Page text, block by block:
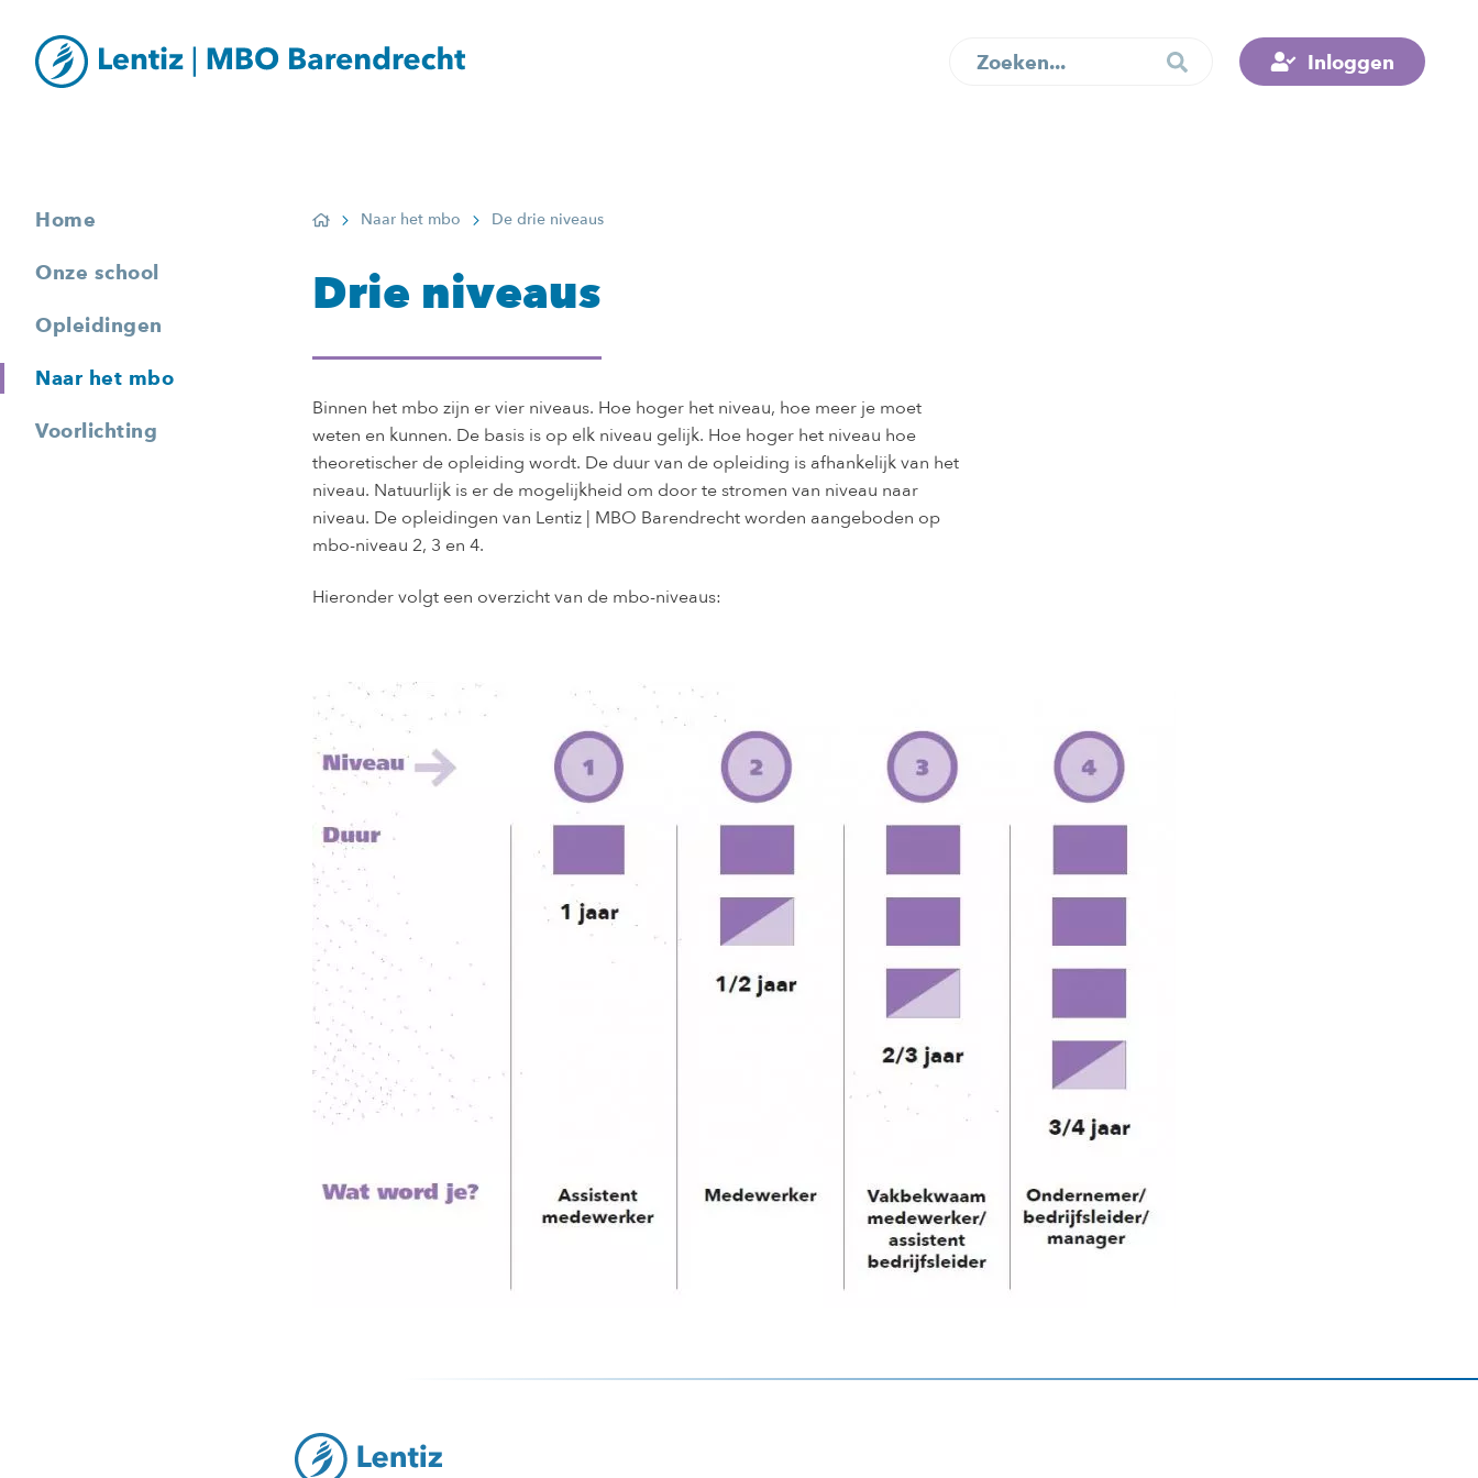
Inloggen
Home
Onze school
Opleidingen
Naar het mbo
Voorlichting
HomeNaar het mbo De drie niveaus
Drie niveaus
Binnen het mbo zijn er vier niveaus. Hoe hoger het niveau, hoe meer je moet
weten en kunnen. De basis is op elk niveau gelijk. Hoe hoger het niveau hoe
theoretischer de opleiding wordt. De duur van de opleiding is afhankelijk van het
niveau. Natuurlijk is er de mogelijkheid om door te stromen van niveau naar
niveau. De opleidingen van Lentiz | MBO Barendrecht worden aangeboden op
mbo-niveau 2, 3 en 4.
Hieronder volgt een overzicht van de mbo-niveaus: